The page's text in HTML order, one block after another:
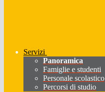
Servizi
Panoramica
Famiglie e studenti
Personale scolastico
Percorsi di studio